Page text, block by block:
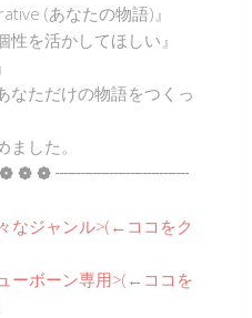
(あなたの物語)』
性を活かしてほしい』
なただけの物語をつくっ
した。
❁ ❁ ┈┈┈┈┈┈┈┈
なジャンル>(←ココをク
ーボーン専用>(←ココを